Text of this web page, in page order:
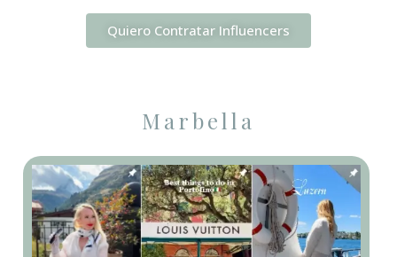
Quiero Contratar Influencers
Marbella